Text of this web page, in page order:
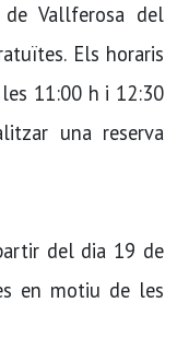
Vallferosa del
Els horaris
11:00 h i 12:30
una reserva
del dia 19 de
en motiu de les